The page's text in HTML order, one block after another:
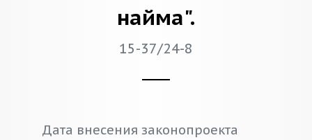
найма".
15-37/24-8
Дата внесения законопроекта